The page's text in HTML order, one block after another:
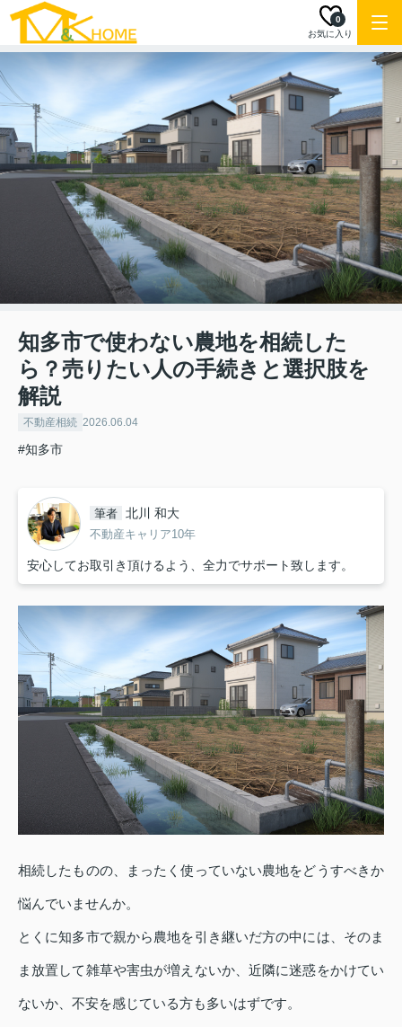
お気に入り
0
知多市で使わない農地を相続した
ら？売りたい人の手続きと選択肢を
解説
不動産相続 2026.06.04
#知多市
筆者 北川 和大
不動産キャリア10年
安心してお取引き頂けるよう、全力でサポート致します。
相続したものの、まったく使っていない農地をどうすべきか
悩んでいませんか。
とくに知多市で親から農地を引き継いだ方の中には、そのま
ま放置して雑草や害虫が増えないか、近隣に迷惑をかけてい
ないか、不安を感じている方も多いはずです。